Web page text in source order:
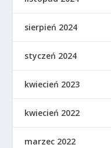
sierpień 2024
styczeń 2024
kwiecień 2023
kwiecień 2022
marzec 2022